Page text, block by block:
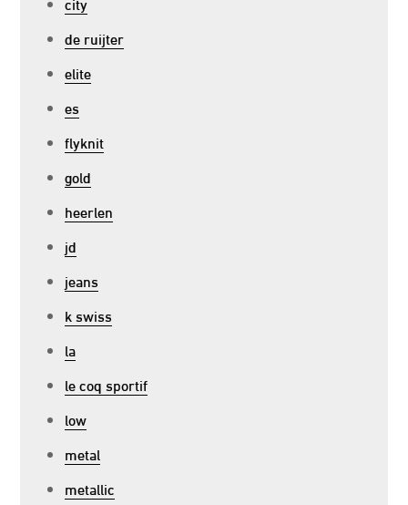
de ruijter
elite
es
flyknit
gold
heerlen
jd
jeans
k swiss
la
le coq sportif
low
metal
metallic